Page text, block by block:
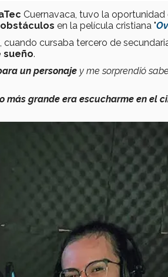
Cuernavaca, tuvo la oportunidad
en la película cristiana "
, cuando cursaba tercero de
sueño.
un personaje y me sorprendió
más grande era escucharme en el